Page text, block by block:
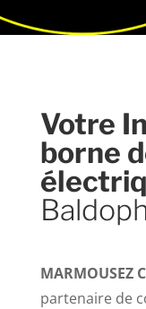
Votre
borne
MARMOUSEZ
partenaire de